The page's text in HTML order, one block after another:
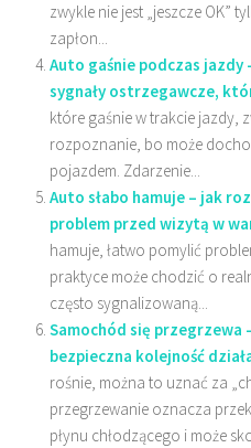
zwykle nie jest „jeszcze OK”
zapłon...
Auto gaśnie podczas jazdy
sygnały ostrzegawcze,
które gaśnie w trakcie jazdy,
rozpoznanie, bo może
pojazdem. Zdarzenie...
Auto słabo hamuje – jak
problem przed wizytą w
hamuje, łatwo pomylić
praktyce może chodzić o
często sygnalizowaną...
Samochód się przegrzewa
bezpieczna kolejność
rośnie, można to uznać za
przegrzewanie oznacza
płynu chłodzącego i może